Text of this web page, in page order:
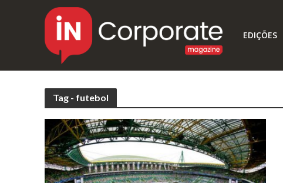
EDIÇÕES
Tag - futebol